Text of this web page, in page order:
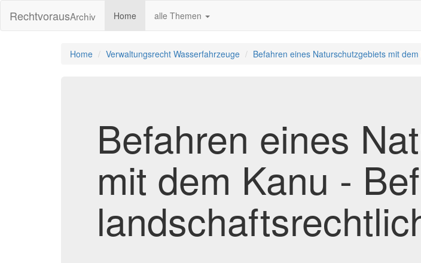
RechtvorausArchiv Home alle Themen
Home Verwaltungsrecht Wasserfahrzeuge Befahren eines Naturschutzgebiets mit
Befahren eines
mit dem Kanu -